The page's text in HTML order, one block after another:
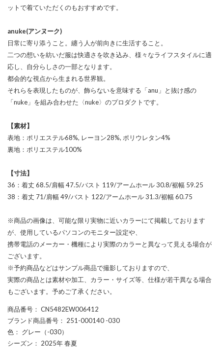
ットで着ていただくのもおすすめです。
anuke(アンヌーク)
日常に寄り添うこと。纏う人が前向きに生活すること。
二つの想いを紡いだ服は快適さを吹き込み、様々なライフスタイルに適
応し、自分らしさの一部となります。
都会的な視点から生まれる世界観。
それらを表現したものが、飾らないを意味する「anu」と抜け感の
「nuke」を組み合わせた〈nuke〉のプロダクトです。
【素材】
表地：ポリエステル68%, レーヨン28%, ポリウレタン4%
裏地：ポリエステル100%
【寸法】
36：着丈 68.5/肩幅 47.5/バスト 119/アームホール 30.8/裾幅 59.25
38：着丈 71/肩幅 49/バスト 122/アームホール 31.3/裾幅 60.75
※商品の画像は、可能な限り実物に近いカラーにて掲載しております
が、使用しているパソコンのモニター設定や、
携帯電話のメーカー・機種により実際のカラーと異なって見える場合が
ございます。
※予約商品などはサンプル商品で撮影しておりますので、
実際の商品とは素材や加工、カラー・サイズ等、仕様が若干異なる場合
もございます。予めご了承ください。
商品番号 ： CN5482EW006412
ブランド商品番号 ： 251-000140 -030
色 ： グレー（-030）
シーズン ： 2025年 春夏